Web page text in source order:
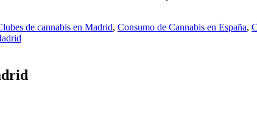
de cannabis en Madrid, Consumo de Cannabis en España,